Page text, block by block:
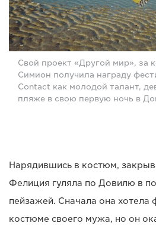
Свой проект «Другой мир», за
Симион получила награду
Contact как молодой талант,
пляже в свою первую ночь в
Нарядившись в костюм,
Фелиция гуляла по Довилю в
пейзажей. Сначала она хотела
костюме своего мужа, но он